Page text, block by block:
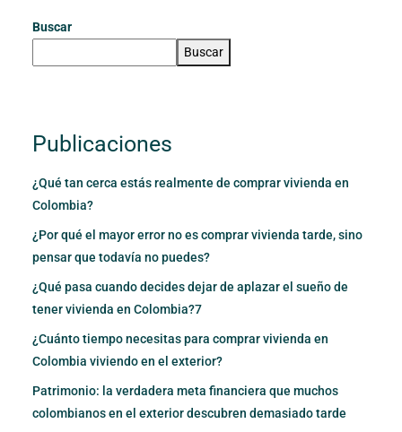
Buscar
Buscar
Publicaciones
¿Qué tan cerca estás realmente de comprar vivienda en
Colombia?
¿Por qué el mayor error no es comprar vivienda tarde, sino
pensar que todavía no puedes?
¿Qué pasa cuando decides dejar de aplazar el sueño de
tener vivienda en Colombia?7
¿Cuánto tiempo necesitas para comprar vivienda en
Colombia viviendo en el exterior?
Patrimonio: la verdadera meta financiera que muchos
colombianos en el exterior descubren demasiado tarde